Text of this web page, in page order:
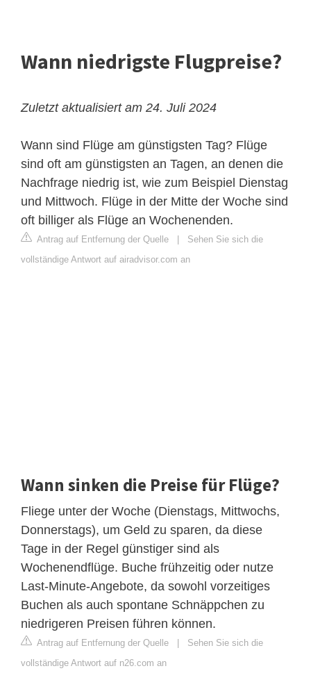
Wann niedrigste Flugpreise?
Zuletzt aktualisiert am 24. Juli 2024
Wann sind Flüge am günstigsten Tag? Flüge
sind oft am günstigsten an Tagen, an denen die
Nachfrage niedrig ist, wie zum Beispiel Dienstag
und Mittwoch. Flüge in der Mitte der Woche sind
oft billiger als Flüge an Wochenenden.
Antrag auf Entfernung der Quelle
Sehen Sie sich die
vollständige Antwort auf airadvisor.com an
Wann sinken die Preise für Flüge?
Fliege unter der Woche (Dienstags, Mittwochs,
Donnerstags), um Geld zu sparen, da diese
Tage in der Regel günstiger sind als
Wochenendflüge. Buche frühzeitig oder nutze
Last-Minute-Angebote, da sowohl vorzeitiges
Buchen als auch spontane Schnäppchen zu
niedrigeren Preisen führen können.
Antrag auf Entfernung der Quelle
Sehen Sie sich die
vollständige Antwort auf n26.com an